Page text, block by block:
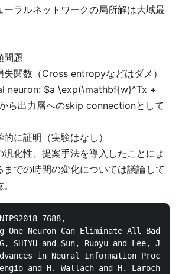
ーラルネットワークの局所解は大域最
問題
失関数（Cross entropyなどはダメ）
neuron: $a \exp(\mathbf{w}^Tx +
ら出力層へのskip connectionとして
に証明（実験はなし）
汎化性、提案手法を導入したことによ
までの時間の変化については議論して
Neuron Can Eliminate All Bad
SHIYU and Sun, Ruoyu and Lee,
in Neural Information
and H. Wallach and H.